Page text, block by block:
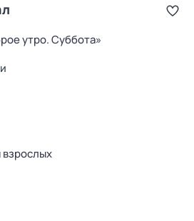
утро. Суббота»